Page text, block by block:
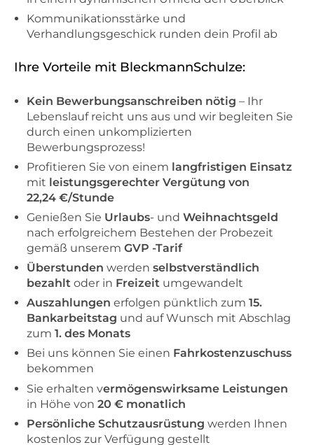
Kommunikationsstärke und
Verhandlungsgeschick runden dein Profil ab
Ihre Vorteile mit BleckmannSchulze:
Kein Bewerbungsanschreiben nötig – Ihr
Lebenslauf reicht uns aus und wir begleiten Sie
durch einen unkomplizierten
Bewerbungsprozess!
Profitieren Sie von einem langfristigen Einsatz
mit leistungsgerechter Vergütung von
22,24 €/Stunde
Genießen Sie Urlaubs- und Weihnachtsgeld
nach erfolgreichem Bestehen der Probezeit
gemäß unserem GVP -Tarif
Überstunden werden selbstverständlich
bezahlt oder in Freizeit umgewandelt
Auszahlungen erfolgen pünktlich zum 15.
Bankarbeitstag und auf Wunsch mit Abschlag
zum 1. des Monats
Bei uns können Sie einen Fahrkostenzuschuss
bekommen
Sie erhalten vermögenswirksame Leistungen
in Höhe von 20 € monatlich
Persönliche Schutzausrüstung werden Ihnen
kostenlos zur Verfügung gestellt